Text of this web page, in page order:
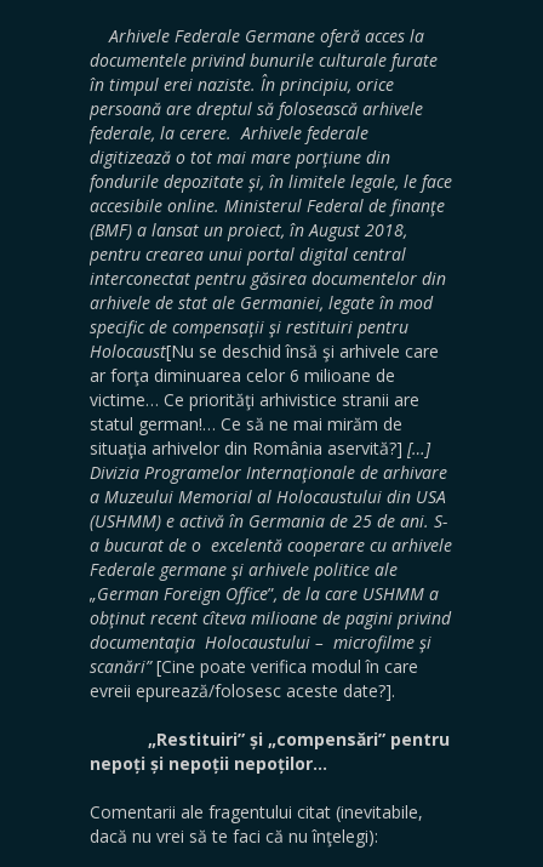
Arhivele Federale Germane oferă acces la
documentele privind bunurile culturale furate
în timpul erei naziste. În principiu, orice
persoană are dreptul să folosească arhivele
federale, la cerere. Arhivele federale
digitizează o tot mai mare porţiune din
fondurile depozitate şi, în limitele legale, le face
accesibile online. Ministerul Federal de finanţe
(BMF) a lansat un proiect, în August 2018,
pentru crearea unui portal digital central
interconectat pentru găsirea documentelor din
arhivele de stat ale Germaniei, legate în mod
specific de compensaţii şi restituiri pentru
Holocaust[Nu se deschid însă şi arhivele care
ar forţa diminuarea celor 6 milioane de
victime… Ce priorităţi arhivistice stranii are
statul german!… Ce să ne mai mirăm de
situaţia arhivelor din România aservită?] […]
Divizia Programelor Internaţionale de arhivare
a Muzeului Memorial al Holocaustului din USA
(USHMM) e activă în Germania de 25 de ani. S-
a bucurat de o excelentă cooperare cu arhivele
Federale germane şi arhivele politice ale
„German Foreign Office”, de la care USHMM a
obţinut recent cîteva milioane de pagini privind
documentaţia Holocaustului – microfilme şi
scanări”[Cine poate verifica modul în care
evreii epurează/folosesc aceste date?].
„Restituiri” și „compensări” pentru
nepoți și nepoții nepoților…
Comentarii ale fragentului citat (inevitabile,
dacă nu vrei să te faci că nu înţelegi):